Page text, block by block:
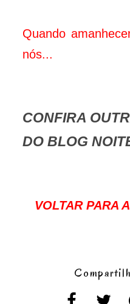
Quando
nós...
CONFIRA
DO BLOG
VOLTAR PARA